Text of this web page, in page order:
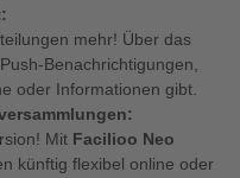
mehr! Über das
Benachrichtigungen,
oder Informationen gibt.
Mit Facilioo Neo
künftig flexibel online oder